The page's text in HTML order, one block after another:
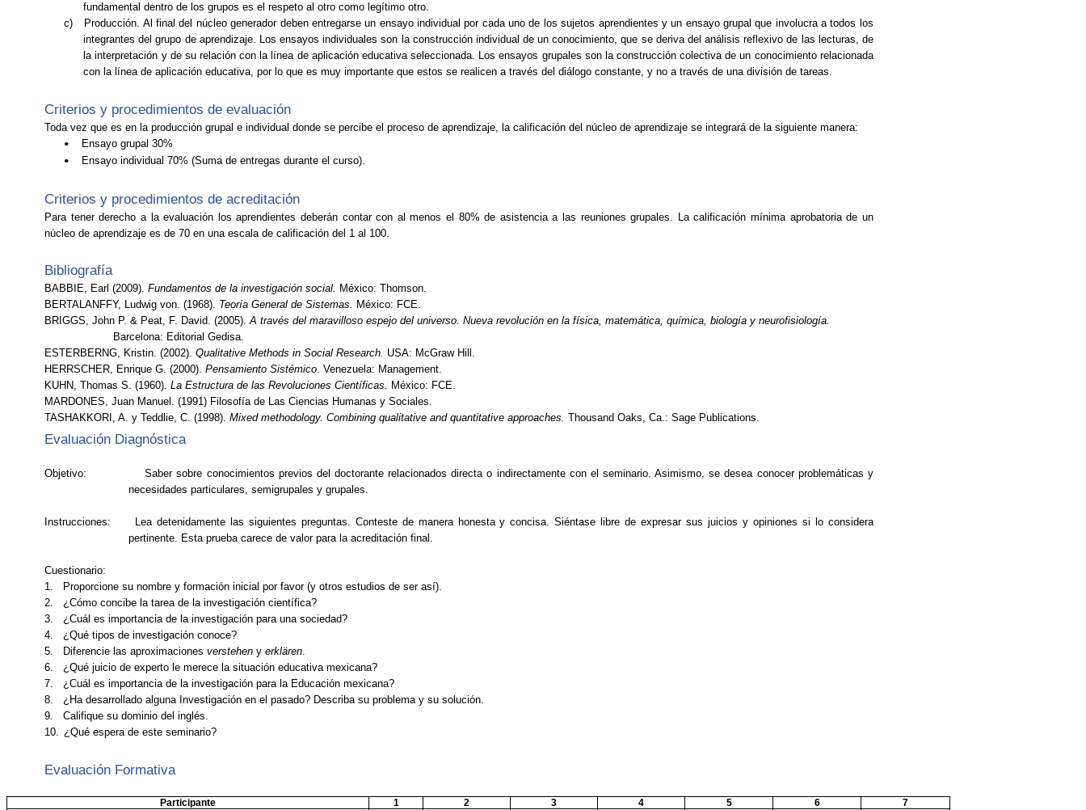
fundamental dentro de los grupos es el respeto al otro como legítimo otro.
c)
Producción. Al final del núcleo generador deben entregarse un ensayo individual por cada uno de los sujetos aprendientes y un ensayo grupal que involucra a todos los
integrantes del grupo de aprendizaje. Los ensayos individuales son la construcción individual de un conocimiento, que se deriva del análisis reflexivo de las lecturas, de
la interpretación y de su relación con la línea de aplicación educativa seleccionada. Los ensayos grupales son la construcción colectiva de un conocimiento relacionada
con la línea de aplicación educativa, por lo que es muy importante que estos se realicen a través del diálogo constante, y no a través de una división de tareas.
Criterios y procedimientos de evaluación
Toda vez que es en la producción grupal e individual donde se percibe el proceso de aprendizaje, la calificación del núcleo de aprendizaje se integrará de la siguiente manera:
• Ensayo grupal 30%
• Ensayo individual 70% (Suma de entregas durante el curso).
Criterios y procedimientos de acreditación
Para tener derecho a la evaluación los aprendientes deberán contar con al menos el 80% de asistencia a las reuniones grupales. La calificación mínima aprobatoria de un
núcleo de aprendizaje es de 70 en una escala de calificación del 1 al 100.
Bibliografía
BABBIE, Earl (2009).Fundamentos de la investigación social. México: Thomson.
BERTALANFFY, Ludwigvon. (1968). Teoría General de Sistemas. México: FCE.
BRIGGS, John P. & Peat, F. David.(2005).A través del maravilloso espejo del universo. Nueva revolución en la física, matemática, química, biología y neurofisiología.
Barcelona: Editorial Gedisa.
ESTERBERNG, Kristin. (2002).Qualitative Methods in SocialResearch. USA: McGraw Hill.
HERRSCHER, Enrique G. (2000).Pensamiento Sistémico. Venezuela: Management.
KUHN, Thomas S. (1960).La Estructura de las Revoluciones Científicas. México: FCE.
MARDONES, Juan Manuel. (1991) Filosofía de Las Ciencias Humanas y Sociales.
TASHAKKORI, A. y Teddlie, C. (1998).Mixed methodology. Combining qualitative and quantitative approaches. Thousand Oaks, Ca.: Sage Publications.
Evaluación Diagnóstica
Objetivo:
Saber sobre conocimientos previos del doctorante relacionados directa o indirectamente con el seminario. Asimismo, se desea conocer problemáticas y
necesidades particulares, semigrupales y grupales.
Instrucciones:
Lea detenidamente las siguientes preguntas. Conteste de manera honesta y concisa. Siéntase libre de expresar sus juicios y opiniones si lo considera
pertinente. Esta prueba carece de valor para la acreditación final.
Cuestionario:
1.
Proporcione su nombre y formación inicial por favor (y otros estudios de ser así).
2.
¿Cómo concibe la tarea de la investigación científica?
3.
¿Cuál es importancia de la investigación para una sociedad?
4.
¿Qué tipos de investigación conoce?
5.
Diferencie las aproximacionesverstehen yerklären
6.
¿Qué juicio de experto le merece la situación educativa mexicana?
7.
¿Cuál es importancia de la investigación para la Educación mexicana?
8.
¿Ha desarrollado alguna Investigación en el pasado? Describa su problema y su solución.
9.
Califique su dominio del inglés.
10.
¿Qué espera de este seminario?
Evaluación Formativa
Participante 1 2 3 4 5 6
7